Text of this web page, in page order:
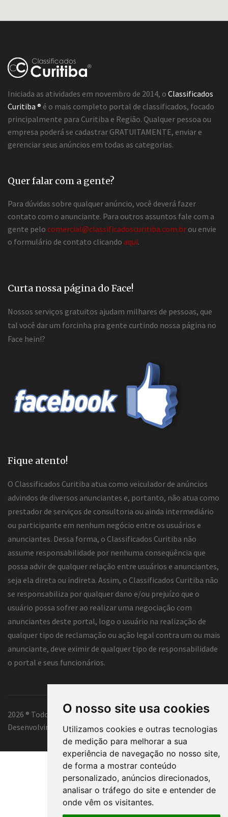
O nosso site usa cookies
Utilizamos cookies e outras tecnologias
de medição para melhorar a sua
experiência de navegação no nosso site,
de forma a mostrar conteúdo
personalizado, anúncios direcionados,
analisar o tráfego do site e entender de
onde vêm os visitantes.
Iniciada as atividades em novembro de 2014, o Classificados
Curitiba ® é o mais completo portal de classificados, focado
principalmente para Curitiba e Região. Qualquer pessoa ou
empresa poderá se cadastrar GRATUITAMENTE, enviar e
gerenciar seus anúncios em todas as categorias.
Quer falar com a gente?
Para dúvidas sobre qualquer anúncio, você deverá fazer
contato com o anunciante. Para outros assuntos fale com a
gente pelo comercial@classificadoscuritiba.com.br ou envie
o formulário de contato clicando aqui.
Curta nossa página do Face!
Nossos serviços gratuitos ajudam milhares de pessoas, que
tal você dar um forcinha pra gente curtindo nossa página no
Face hein!?
Fique atento!
O Classificados Curitiba atua como veiculador de anúncios
advindos de diversos anunciantes e, portanto, não atua como
prestador de serviços de consultoria ou ainda intermediário
ou participante em nenhum negócio entre os usuários e
anunciantes. Dessa forma, o Classificados Curitiba não
assume responsabilidade por nenhuma conseqüência que
possa advir de qualquer relação entre usuários e anunciantes,
seja ela direta ou indireta. Assim, o Classificados Curitiba não
se responsabiliza por qualquer dano e/ou prejuízo que o
usuário possa sofrer ao realizar uma negociação com
anunciantes deste portal, logo o usuário na realização de
qualquer tipo de reclamação ou ação legal contra um ou mais
anunciante, deve eximir de qualquer tipo de responsabilidade
o portal e seus funcionários.
2026 ® Todos os direitos reservados.
Desenvolvimento e hospedagemClassificados Curitiba ®